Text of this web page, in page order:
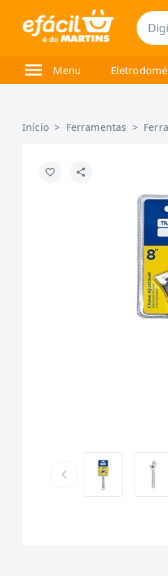
Menu
Início > Ferramentas >